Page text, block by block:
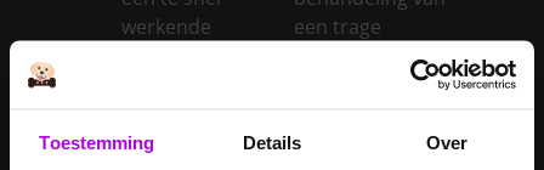
Toestemming Details Over
werkende
een trage
Inentingen hond
Is een kerstboom
honden?